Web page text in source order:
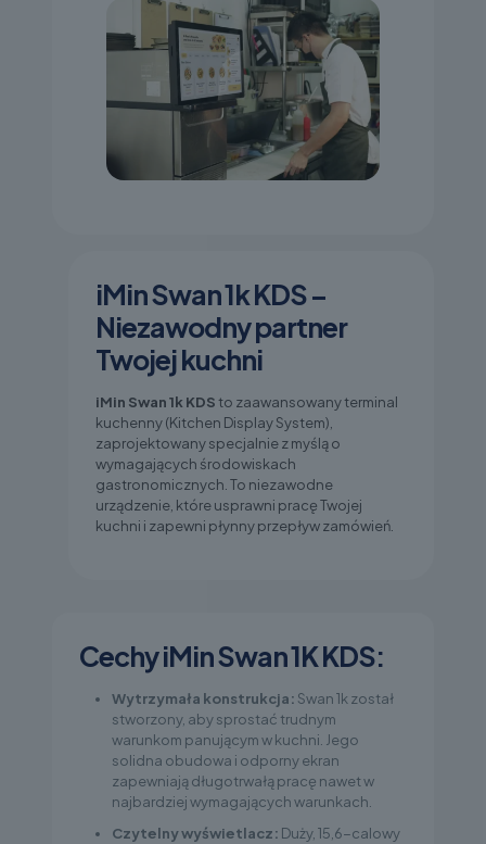
iMin Swan 1k KDS –
Niezawodny partner
Twojej kuchni
iMin Swan 1k KDSto zaawansowany terminal
kuchenny (Kitchen Display System),
zaprojektowany specjalnie z myślą o
wymagających środowiskach
gastronomicznych. To niezawodne
urządzenie, które usprawni pracę Twojej
kuchni i zapewni płynny przepływ zamówień.
Cechy iMin Swan 1K KDS:
Wytrzymała konstrukcja: Swan 1k został
stworzony, aby sprostać trudnym
warunkom panującym w kuchni. Jego
solidna obudowa i odporny ekran
zapewniają długotrwałą pracę nawet w
najbardziej wymagających warunkach.
Czytelny wyświetlacz: Duży, 15,6-calowy